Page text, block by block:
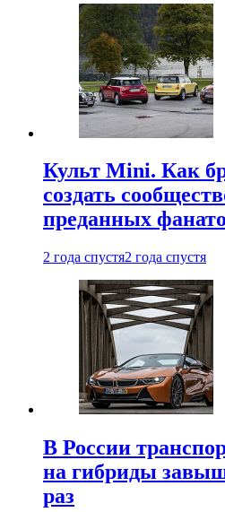
Культ Mini. Как
создать
преданных
2 года спустя2 года спустя
В России
на гибриды
раз